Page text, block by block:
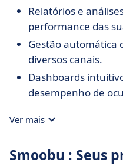
Relatórios e
performance das
Gestão automática
diversos canais.
Dashboards
desempenho de
Ver mais
Smoobu : Seus